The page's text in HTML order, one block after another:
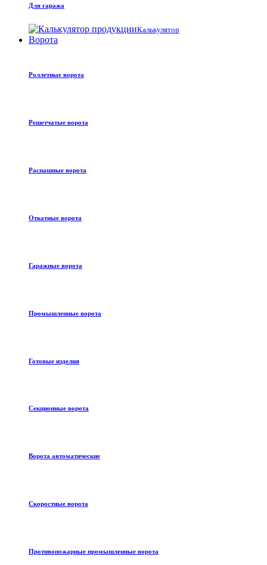
Для гаража
Калькулятор
Ворота
Роллетные ворота
Решетчатые ворота
Распашные ворота
Откатные ворота
Гаражные ворота
Промышленные ворота
Готовые изделия
Секционные ворота
Ворота автоматические
Скоростные ворота
Противопожарные промышленные ворота